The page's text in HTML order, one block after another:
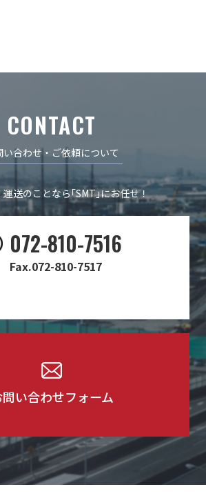
CONTACT
い合わせ・ご依頼について
送のことなら｢SMT｣にお任せ！
​​072-810-7516
Fax.072-810-7517
問い合わせフォーム